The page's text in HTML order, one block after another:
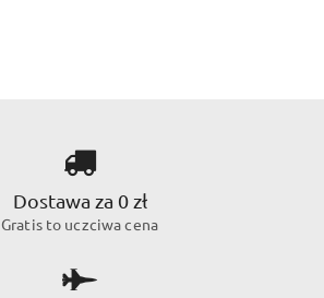
Dostawa za 0 zł
Gratis to uczciwa cena